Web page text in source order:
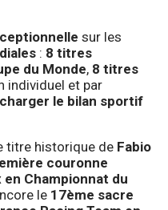
sur les
: 8 titres
du Monde, 8 titres
individuel et par
le bilan sportif
titre historique de Fabio
couronne
en Championnat du
le 17ème sacre